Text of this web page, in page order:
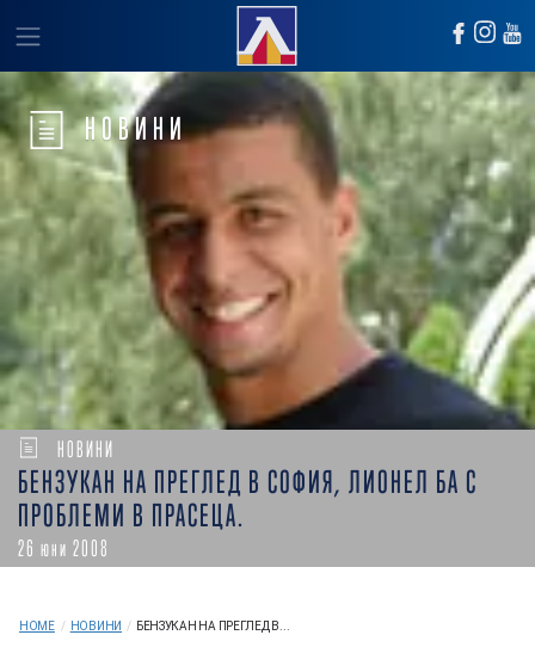
НОВИНИ
НОВИНИ
БЕНЗУКАН НА ПРЕГЛЕД В СОФИЯ, ЛИОНЕЛ БА С
ПРОБЛЕМИ В ПРАСЕЦА.
26 юни 2008
HOME / НОВИНИ / БЕНЗУКАН НА ПРЕГЛЕД В...